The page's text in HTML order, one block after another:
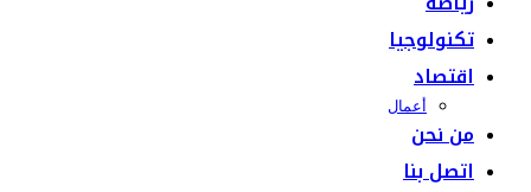
تكنولوجيا
اقتصاد
أعمال
من نحن
اتصل بنا